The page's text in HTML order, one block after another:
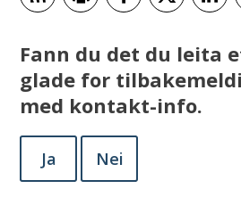
Fann du det du leita
glade for
med kontakt-info.
Ja Nei